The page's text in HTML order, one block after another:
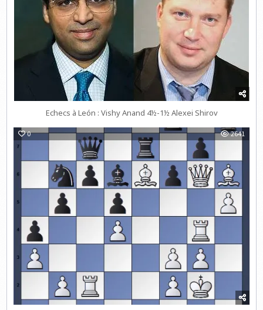
Echecs à León : Vishy Anand 4½-1½ Alexei Shirov
0 2641